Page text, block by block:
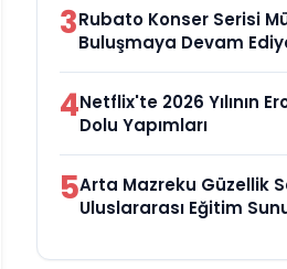
3Rubato Konser Serisi
Buluşmaya Devam
4Netflix'te 2026 Yılının
Dolu Yapımları
5Arta Mazreku Güzellik
Uluslararası Eğitim